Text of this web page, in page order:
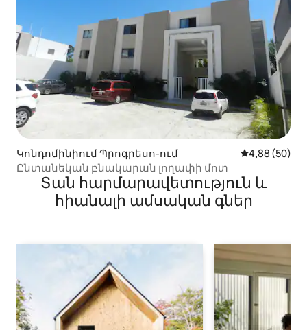
Կոնդոմինիում Պրոգրեսո-ում Միջին
4,88 (50)
Ընտանեկան բնակարան լողափի մոտ
Տան հարմարավետություն և
հիանալի ամսական գներ